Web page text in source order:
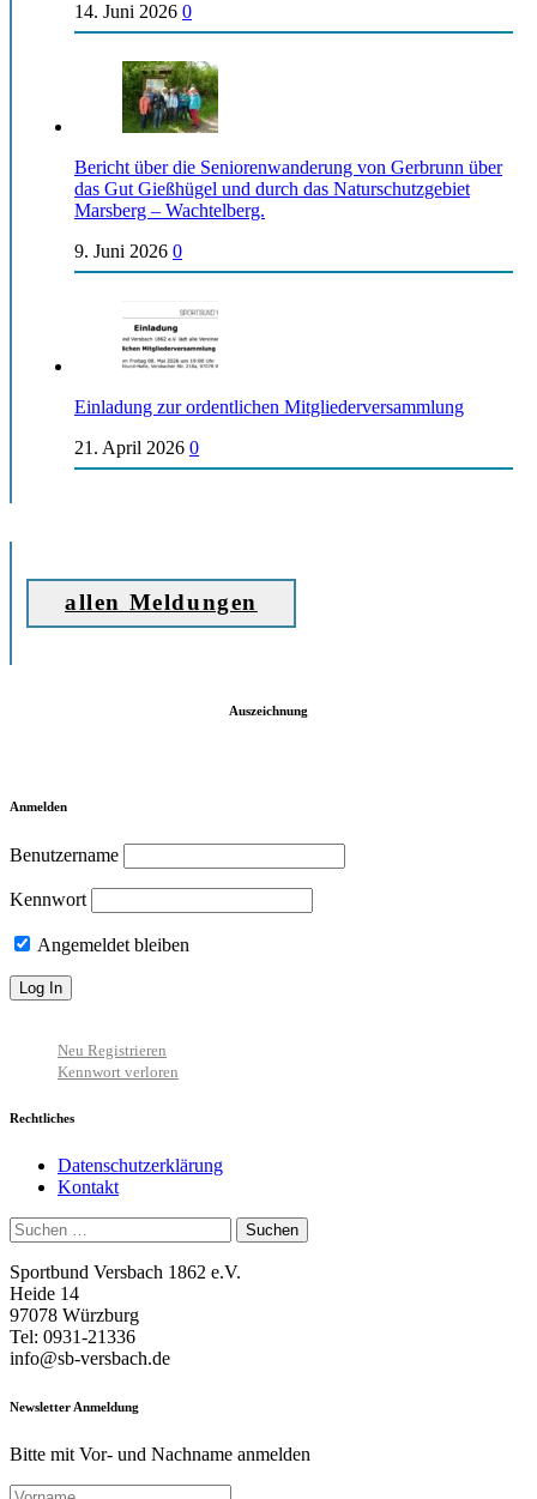
14. Juni 2026 0
Bericht über die Seniorenwanderung von Gerbrunn über
das Gut Gießhügel und durch das Naturschutzgebiet
Marsberg – Wachtelberg.
9. Juni 2026 0
Einladung zur ordentlichen Mitgliederversammlung
21. April 2026 0
allen Meldungen
Auszeichnung
Anmelden
Benutzername
Kennwort
Angemeldet bleiben
Neu Registrieren
Kennwort verloren
Rechtliches
Datenschutzerklärung
Kontakt
Suchen
nach:
Sportbund Versbach 1862 e.V.
Heide 14
97078 Würzburg
Tel: 0931-21336
info@sb-versbach.de
Newsletter Anmeldung
Bitte mit Vor- und Nachname anmelden